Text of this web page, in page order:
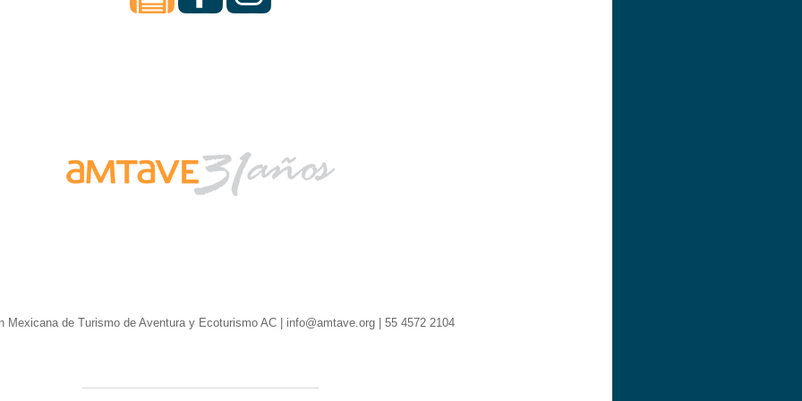
Mexicana de Turismo de Aventura y Ecoturismo AC | info@amtave.org | 55 4572 2104